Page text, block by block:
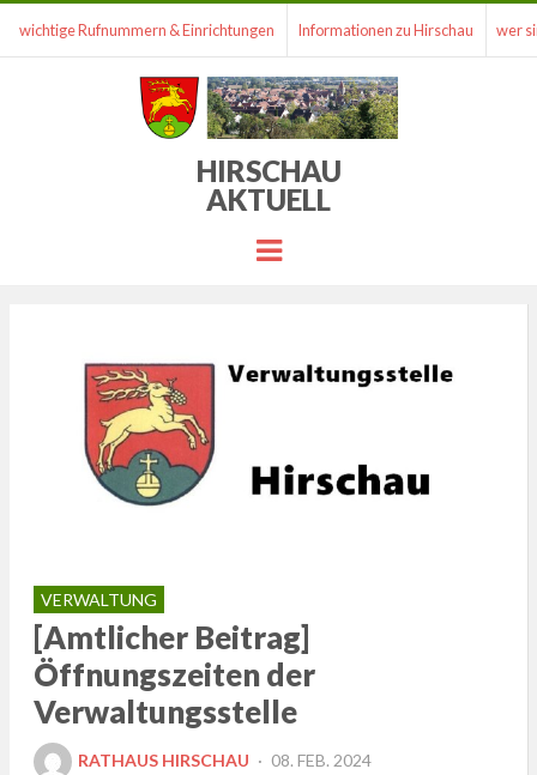
wichtige Rufnummern & Einrichtungen Informationen zu Hirschau wer
HIRSCHAU
AKTUELL
Menu
VERWALTUNG
[Amtlicher Beitrag]
Öffnungszeiten der
Verwaltungsstelle
RATHAUS HIRSCHAU
POSTED
08. FEB. 2024